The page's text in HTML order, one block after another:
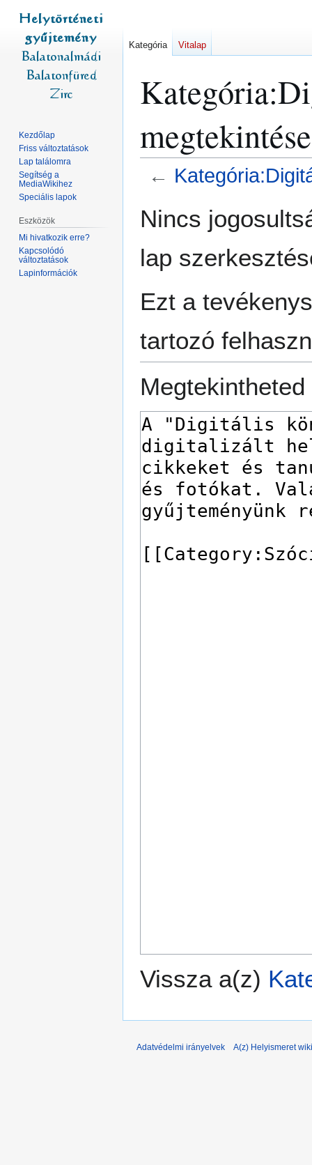
megtekintése
←
Nincs
lap
Ezt a
tartozó
Vissza a(z)
Kategória Vitalap
Kezdőlap
Friss változtatások
Lap találomra
Segítség a
MediaWikihez
Speciális lapok
Eszközök
Mi hivatkozik erre?
Kapcsolódó
változtatások
Lapinformációk
Adatvédelmi irányelvek A(z) Helyismeret